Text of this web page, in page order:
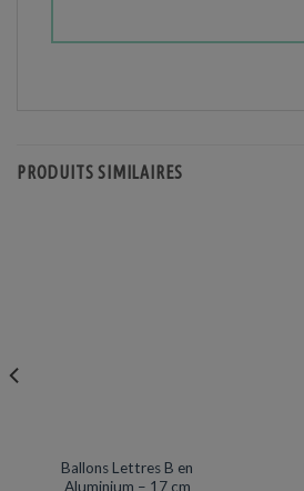
PRODUITS SIMILAIRES
Ballons Lettres B en
Aluminium – 17 cm